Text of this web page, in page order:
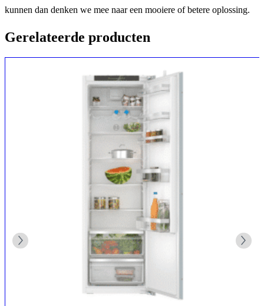
kunnen dan denken we mee naar een mooiere of betere oplossing.
Gerelateerde producten